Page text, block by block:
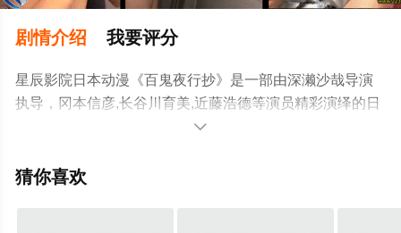
剧情介绍 我要评分
星辰影院日本动漫《百鬼夜行抄》是一部由深濑沙哉导演
执导，冈本信彦,长谷川育美,近藤浩德等演员精彩演绎的日
本动漫，手机免费观看高清无删减完整版动漫全集就来星
情网等平台了解。

猜你喜欢